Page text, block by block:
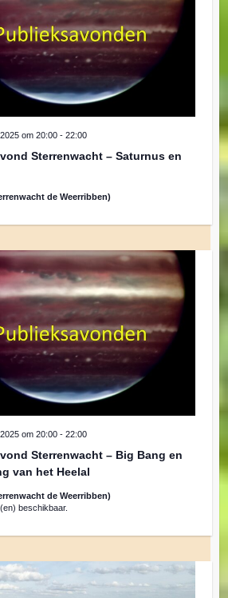
e
v
e
n
a
v
i
g
e
Sterrenwacht – Saturnus en
om 20:00 -22:00
de Weerribben)
Sterrenwacht – Big Bang en
van het Heelal
om 20:00 -22:00
de Weerribben)
beschikbaar.